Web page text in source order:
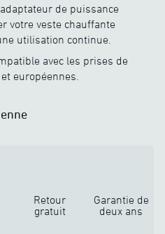
de puissance
votre veste chauffante
utilisation continue.
avec les prises de
européennes.
Retour
gratuit
Garantie de
deux ans